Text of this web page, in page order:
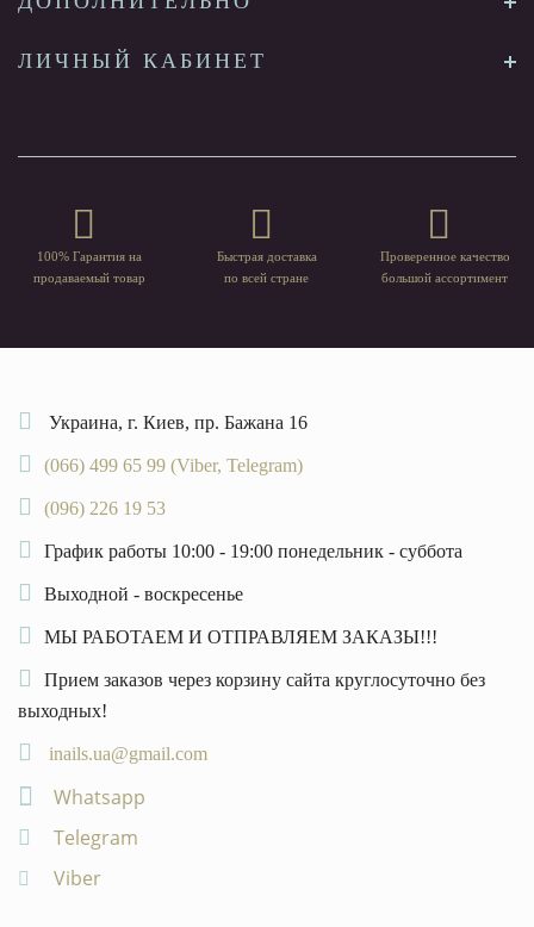
ЛИЧНЫЙ КАБИНЕТ
100% Гарантия на
продаваемый товар
Быстрая доставка
по всей стране
Проверенное качество
большой ассортимент
Украина, г. Киев, пр. Бажана 16
(066) 499 65 99 (Viber, Telegram)
(096) 226 19 53
График работы 10:00 - 19:00 понедельник - суббота
Выходной - воскресенье
МЫ РАБОТАЕМ И ОТПРАВЛЯЕМ ЗАКАЗЫ!!!
Прием заказов через корзину сайта круглосуточно без
выходных!
inails.ua@gmail.com
Whatsapp
Telegram
Viber